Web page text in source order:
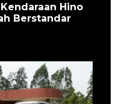
Hino
Berstandar